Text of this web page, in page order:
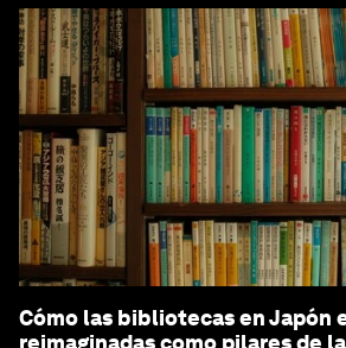
Cómo las bibliotecas en Japón